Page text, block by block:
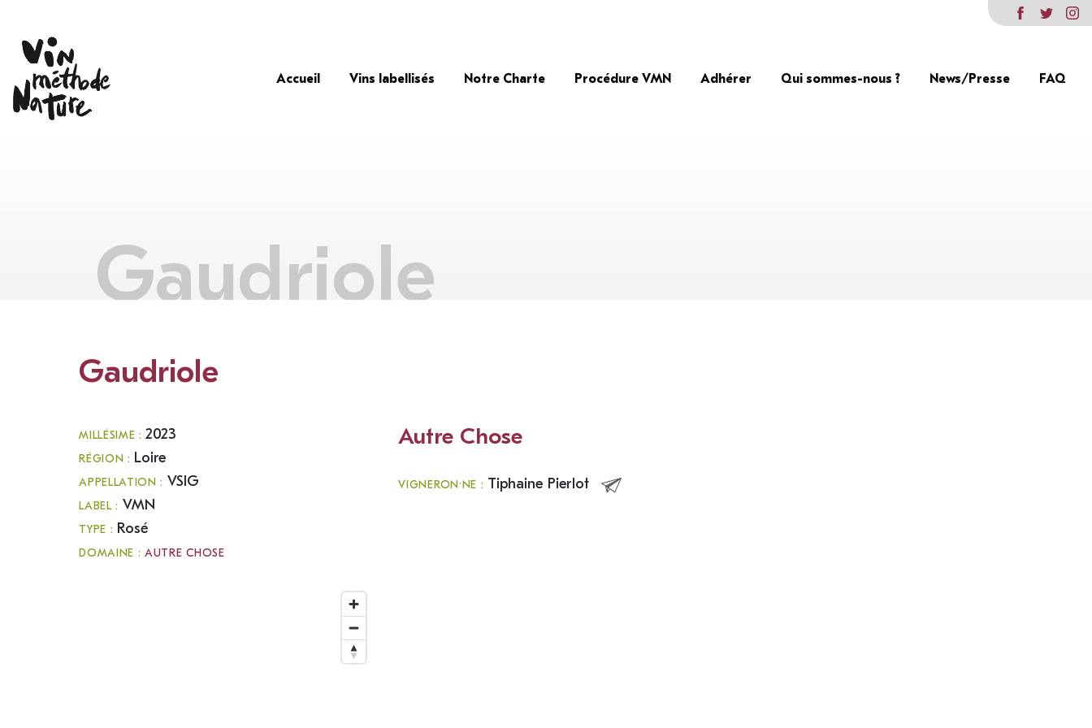
Accueil Vins labellisés Notre Charte Procédure VMN Adhérer Qui sommes-nous ? News/Presse FAQ
Gaudriole
Gaudriole
MILLÉSIME :2023
RÉGION : Loire
APPELLATION : VSIG
LABEL : VMN
TYPE : Rosé
DOMAINE :AUTRE CHOSE
Autre Chose
VIGNERON·NE : Tiphaine Pierlot